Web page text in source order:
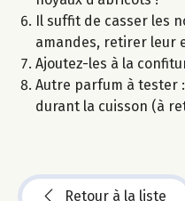
Il suffit de casser les
amandes, retirer leur
Ajoutez-les à la
Autre parfum à tester
durant la cuisson (à
Retour à la liste